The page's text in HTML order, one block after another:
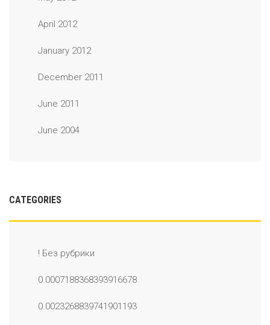
April 2012
January 2012
December 2011
June 2011
June 2004
CATEGORIES
! Без рубрики
0.0007188368393916678
0.0023268839741901193